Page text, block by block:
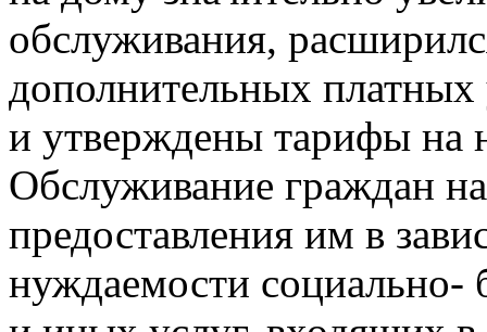
обслуживания,
дополнительных платных
и утверждены тарифы на
Обслуживание граждан
предоставления им в
нуждаемости социально-